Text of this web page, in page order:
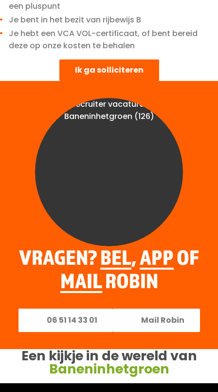
een pluspunt
Je bent in het bezit van rijbewijs B
Je hebt een VCA VOL-certificaat, of bent bereid
deze op onze kosten te behalen
Ik ga solliciteren
VRAGEN?BEL,APPOF
MAILROBIN
06 51 14 33 01 Mail Robin
Een kijkje in de wereld van
Baneninhetgroen